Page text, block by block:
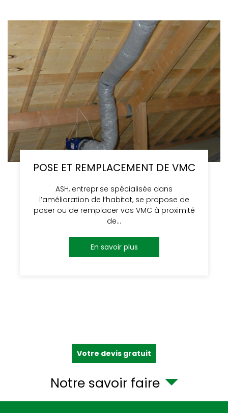
POSE ET REMPLACEMENT DE VMC
ASH, entreprise spécialisée dans
l’amélioration de l’habitat, se propose de
poser ou de remplacer vos VMC à proximité
de…
En savoir plus
Votre devis gratuit
Notre savoir faire